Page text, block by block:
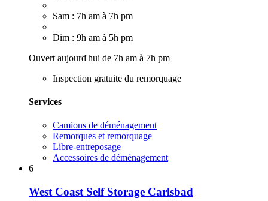
Sam : 7h am à 7h pm
Dim : 9h am à 5h pm
Ouvert aujourd'hui de 7h am à 7h pm
Inspection gratuite du remorquage
Services
Camions de déménagement
Remorques et remorquage
Libre-entreposage
Accessoires de déménagement
6
West Coast Self Storage Carlsbad